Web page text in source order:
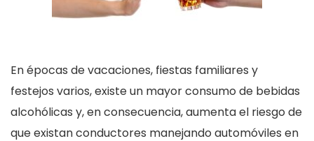
En épocas de vacaciones, fiestas familiares y
festejos varios, existe un mayor consumo de bebidas
alcohólicas y, en consecuencia, aumenta el riesgo de
que existan conductores manejando automóviles en